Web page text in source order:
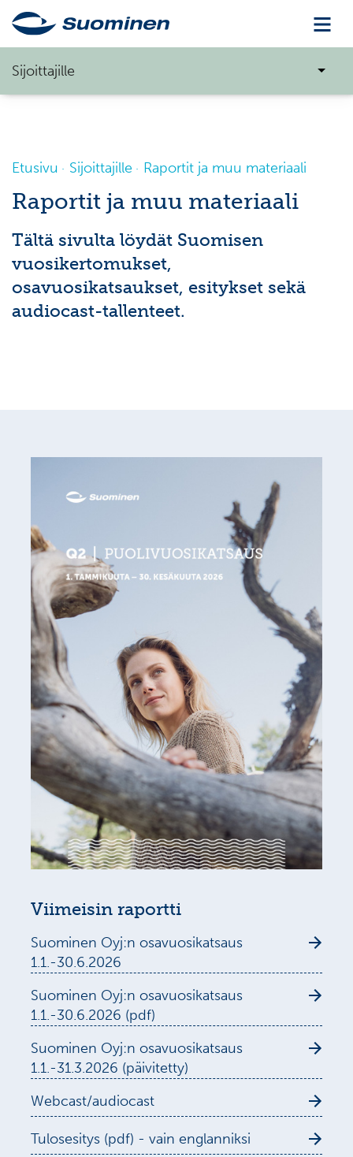
Sijoittajille
Etusivu Sijoittajille Raportit ja muu materiaali
Raportit ja muu materiaali
Tältä sivulta löydät Suomisen
vuosikertomukset,
osavuosikatsaukset, esitykset sekä
audiocast-tallenteet.
Viimeisin raportti
Suominen Oyj:n osavuosikatsaus
1.1.-30.6.2026
Suominen Oyj:n osavuosikatsaus
1.1.-30.6.2026 (pdf)
Suominen Oyj:n osavuosikatsaus
1.1.-31.3.2026 (päivitetty)
Webcast/audiocast
Tulosesitys (pdf) - vain englanniksi